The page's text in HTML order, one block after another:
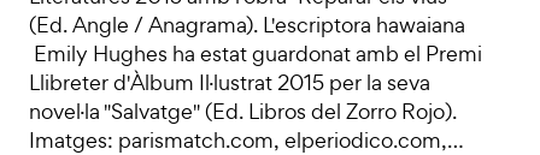
(Ed. Angle / Anagrama). L'escriptora hawaiana
Emily Hughes ha estat guardonat amb el Premi
Llibreter d'Àlbum Il·lustrat 2015 per la seva
novel·la "Salvatge" (Ed. Libros del Zorro Rojo).
Imatges: parismatch.com, elperiodico.com,…